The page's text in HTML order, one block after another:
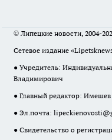
© Липецкие новости, 2004-
Сетевое издание
● Учредитель:
Владимирович
● Главный редактор:
● Эл.почта:
● Свидетельство о